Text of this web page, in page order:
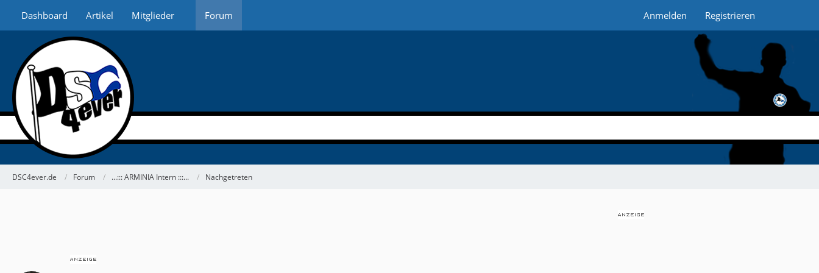
Dashboard Artikel Mitglieder Forum Anmelden Registrieren
DSC4ever.de Forum ...::: ARMINIA Intern :::... Nachgetreten